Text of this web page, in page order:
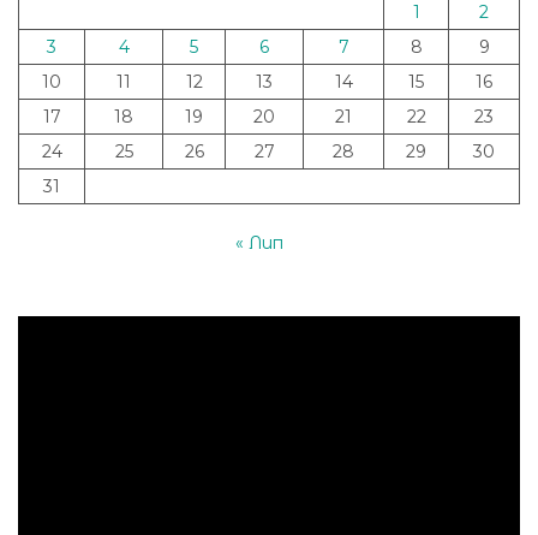
1
2
3
4 5 6 7 8
9
10
11 12 13 14 15
16
17
18 19 20 21 22
23
24
25 26 27 28 29
30
31
« Лип